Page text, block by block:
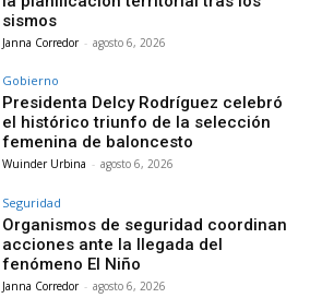
sismos
Janna Corredor - agosto 6, 2026
Gobierno
Presidenta Delcy Rodríguez celebró
el histórico triunfo de la selección
femenina de baloncesto
Wuinder Urbina - agosto 6, 2026
Seguridad
Organismos de seguridad coordinan
acciones ante la llegada del
fenómeno El Niño
Janna Corredor - agosto 6, 2026